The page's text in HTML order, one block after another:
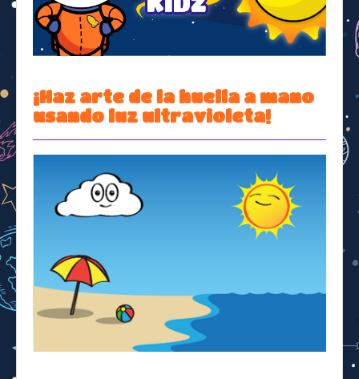
Space Kidz
¡Haz arte de la huella a mano
usando luz ultravioleta!